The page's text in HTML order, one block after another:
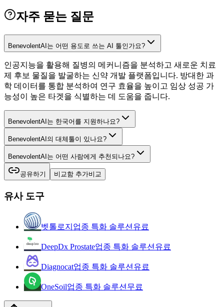
자주 묻는 질문
BenevolentAI는 어떤 용도로 쓰는 AI 툴인가요?
인공지능을 활용해 질병의 메커니즘을 분석하고 새로운 치료
제 후보 물질을 발굴하는 신약 개발 플랫폼입니다. 방대한 과
학 데이터를 통합 분석하여 연구 효율을 높이고 임상 성공 가
능성이 높은 타겟을 식별하는 데 도움을 줍니다.
BenevolentAI는 한국어를 지원하나요?
BenevolentAI의 대체툴이 있나요?
BenevolentAI는 어떤 사람에게 추천되나요?
공유하기 비교함 추가비교
유사 도구
벳톨로지 업종 특화 솔루션 유료
DeepDx Prostate업종 특화 솔루션 유료
Diagnocat업종 특화 솔루션 유료
OneSoil업종 특화 솔루션 무료